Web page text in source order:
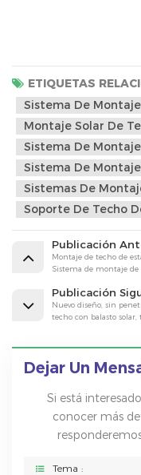
ETIQUETAS
Sistema De
Montaje Solar De
Sistema De
Sistema De
Sistemas De
Soporte De Techo
Publicación
Montaje de techo de
Sistema de montaje de
Publicación
Nuevo diseño, sin
techo con balasto
Dejar Un
Si está
conocer más
Tema :